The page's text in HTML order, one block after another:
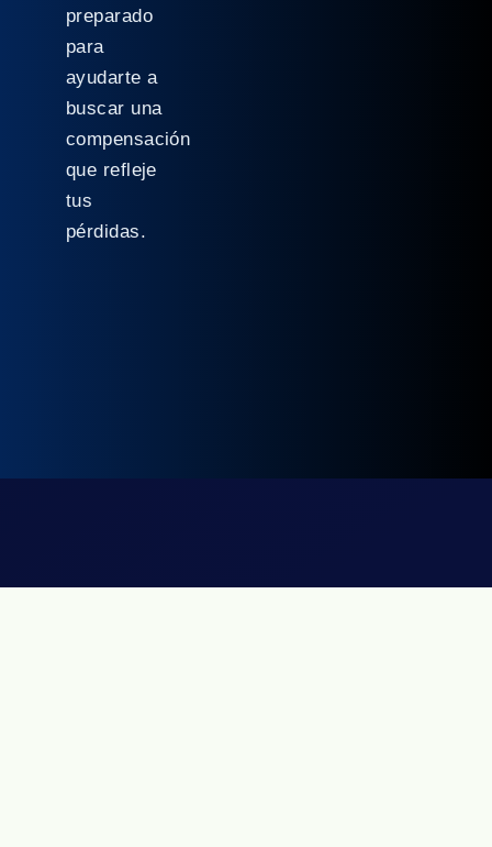
preparado
para
ayudarte a
buscar una
compensación
que refleje
tus
pérdidas.